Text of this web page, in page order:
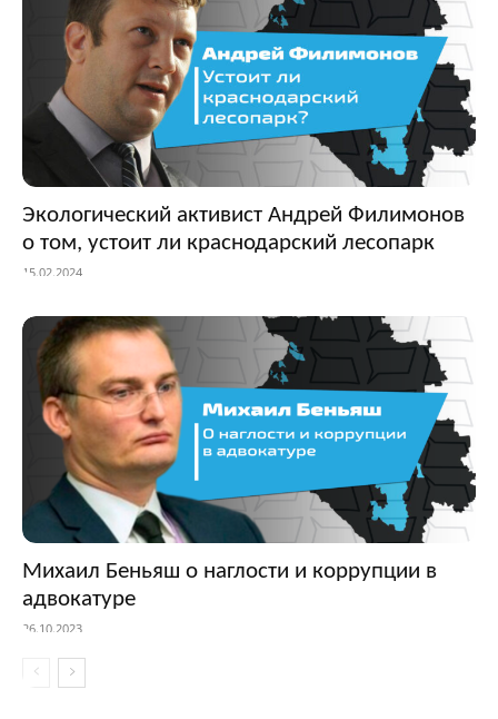
Экологический активист Андрей Филимонов
о том, устоит ли краснодарский лесопарк
15.02.2024
Михаил Беньяш о наглости и коррупции в
адвокатуре
26.10.2023